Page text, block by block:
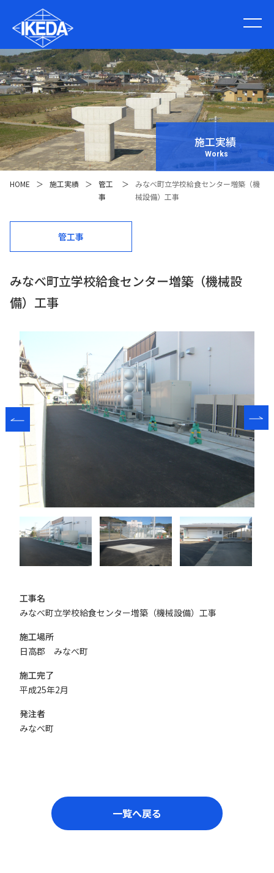
施工実績
Works
HOME ＞ 施工実績 ＞
管工
事
＞
みなべ町立学校給食センター増築（機
械設備）工事
管工事
みなべ町立学校給食センター増築（機械設
備）工事
工事名
みなべ町立学校給食センター増築（機械設備）工事
施工場所
日高郡 みなべ町
施工完了
平成25年2月
発注者
みなべ町
一覧へ戻る